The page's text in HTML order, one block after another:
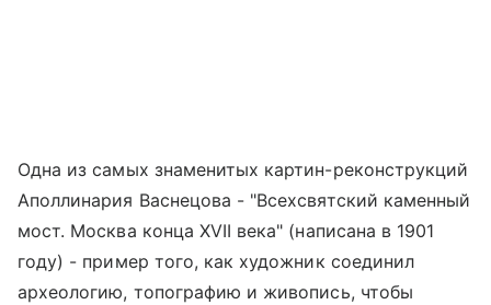
Одна из самых знаменитых картин-реконструкций
Аполлинария Васнецова - "Всехсвятский каменный
мост. Москва конца XVII века" (написана в 1901
году) - пример того, как художник соединил
археологию, топографию и живопись, чтобы